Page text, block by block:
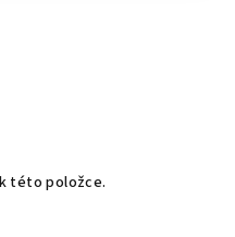
této položce.